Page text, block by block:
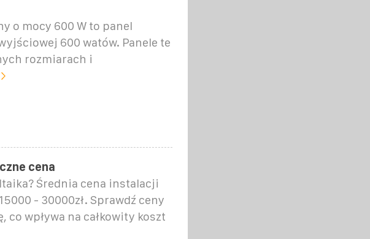
o mocy 600 W to panel
600 watów. Panele te
rozmiarach i
cena
Średnia cena instalacji
- 30000zł. Sprawdź ceny
co wpływa na całkowity koszt